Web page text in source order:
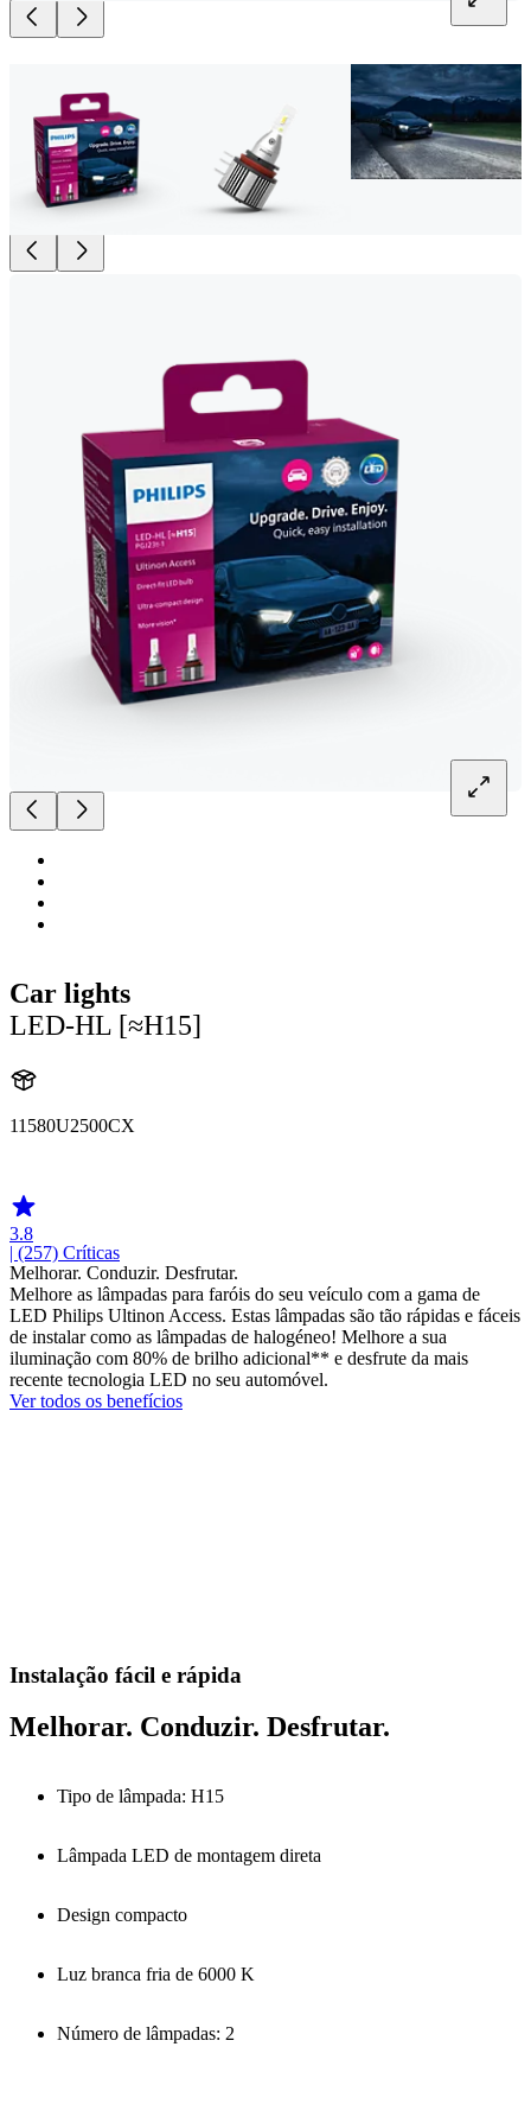
Car lights
LED-HL [≈H15]
11580U2500CX
3.8
| (257) Críticas
Melhorar. Conduzir. Desfrutar.
Melhore as lâmpadas para faróis do seu veículo com a gama de
LED Philips Ultinon Access. Estas lâmpadas são tão rápidas e fáceis
de instalar como as lâmpadas de halogéneo! Melhore a sua
iluminação com 80% de brilho adicional** e desfrute da mais
recente tecnologia LED no seu automóvel.
Ver todos os benefícios
Instalação fácil e rápida
Melhorar. Conduzir. Desfrutar.
Tipo de lâmpada: H15
Lâmpada LED de montagem direta
Design compacto
Luz branca fria de 6000 K
Número de lâmpadas: 2